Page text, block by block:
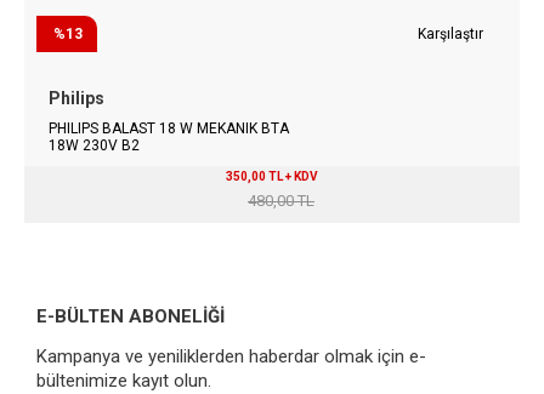
%13 Karşılaştır
Philips
PHILIPS BALAST 18 W MEKANIK BTA
18W 230V B2
350,00 TL + KDV
480,00 TL
E-BÜLTEN ABONELİĞİ
Kampanya ve yeniliklerden haberdar olmak için e-
bültenimize kayıt olun.